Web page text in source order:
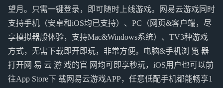
望月。只需一键登录，即可随时上线游戏。网易云游戏同时
支持手机（安卓和iOS均已支持）、PC（网页&客户端，尽
享模拟器般体验，支持Mac&Windows系统）、TV3种游戏
方式，无需下载即开即玩，非常方便。电脑&手机浏 览 器
打开网 易 云 游 戏的官 网均可即享秒玩，iOS用户也可以前
往App Store下 载网易云游戏APP，任意低配手机都能畅享1